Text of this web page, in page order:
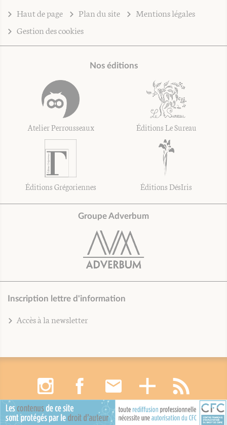
Haut de page Plan du site
Mentions légales
Gestion des cookies
Nos éditions
Atelier Perrousseaux Éditions Le Sureau
Éditions Grégoriennes Éditions DésIris
Groupe Adverbum
Inscription lettre d'information
Accès à la newsletter